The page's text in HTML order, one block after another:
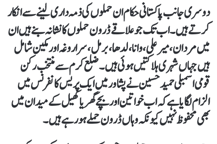
دوسری جانب پاکستانی حکام ان حملوں کی ذمہ داری لینے سے انکار
کرتے ہیں۔ اب تک جو علاقے ڈرون حملوں کا نشانہ بنے ہیں ان
میں مردان، میر علی، وانا، لدھا، برمل، سراروغہ اور مکین شامل
ہیں جہاں شہری ہلاکتیں ہوئی ہیں۔ ضلع کرم سے منتخب رکن
قومی اسمبلی حمید حسین نے پشاور میں ایک پریس کانفرنس میں
الزام لگایا ہے کہ اب خواتین اور بچے گھر یا کھیل کے میدان میں
بھی محفوظ نہیں کیونکہ وہاں ڈرون حملے ہو رہے ہیں۔